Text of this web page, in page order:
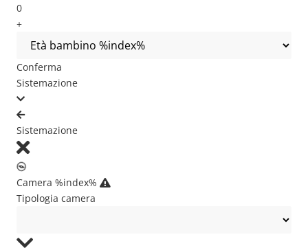
0
+
Conferma
Sistemazione
Sistemazione
Camera %index%
Tipologia camera